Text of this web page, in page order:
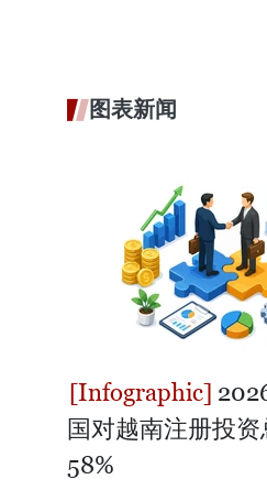
图表新闻
国对越南注册投资
58%